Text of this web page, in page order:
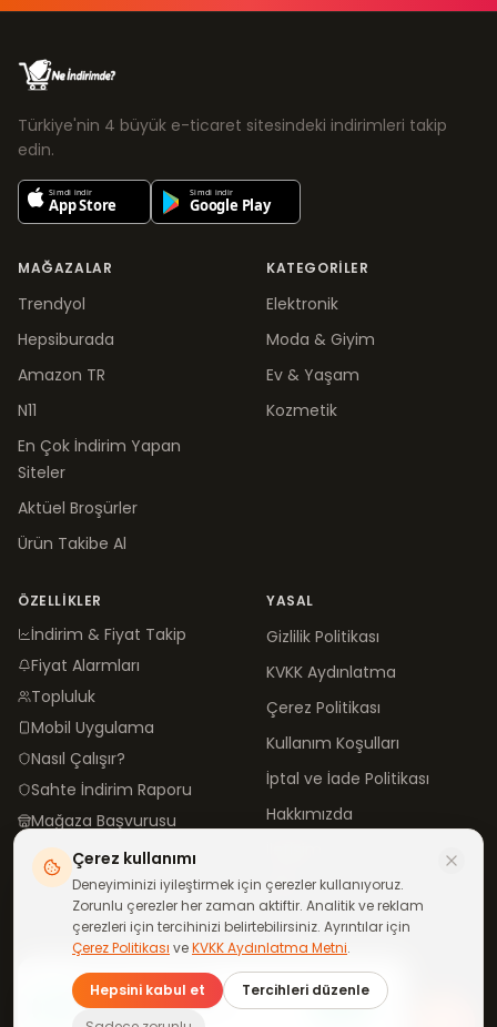
Türkiye'nin 4 büyük e-ticaret sitesindeki indirimleri takip
edin.
MAĞAZALAR
Trendyol
Hepsiburada
Amazon TR
N11
En Çok İndirim Yapan
Siteler
Aktüel Broşürler
Ürün Takibe Al
KATEGORILER
Elektronik
Moda & Giyim
Ev & Yaşam
Kozmetik
ÖZELLIKLER
İndirim & Fiyat Takip
Fiyat Alarmları
Topluluk
Mobil Uygulama
Nasıl Çalışır?
Sahte İndirim Raporu
Mağaza Başvurusu
YASAL
Gizlilik Politikası
KVKK Aydınlatma
Çerez Politikası
Kullanım Koşulları
İptal ve İade Politikası
Hakkımızda
Blog
©2026neindirimde.com · Türkiye'de ile yapıldı
Tüm mağazalar aktif
Çerez kullanımı
Deneyiminizi iyileştirmek için çerezler kullanıyoruz.
Zorunlu çerezler her zaman aktiftir. Analitik ve reklam
çerezleri için tercihinizi belirtebilirsiniz. Ayrıntılar için
Çerez Politikası veKVKK Aydınlatma Metni.
Hepsini kabul et
Tercihleri düzenle
Günün fırsatları
telefonuna gelsin
WhatsApp kanalımıza ücretsiz
Katıl